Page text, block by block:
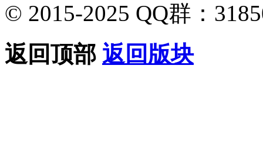
© 2015-2025 QQ群：
返回顶部 返回版块